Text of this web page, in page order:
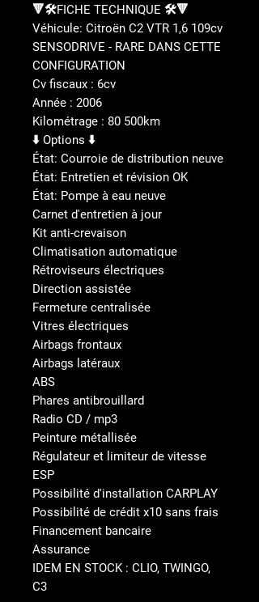
🔻🛠️FICHE TECHNIQUE 🛠️🔻
Véhicule: Citroën C2 VTR 1,6 109cv
SENSODRIVE - RARE DANS CETTE
CONFIGURATION
Cv fiscaux : 6cv
Année : 2006
Kilométrage : 80 500km
⬇️ Options ⬇️
État: Courroie de distribution neuve
État: Entretien et révision OK
État: Pompe à eau neuve
Carnet d'entretien à jour
Kit anti-crevaison
Climatisation automatique
Rétroviseurs électriques
Direction assistée
Fermeture centralisée
Vitres électriques
Airbags frontaux
Airbags latéraux
ABS
Phares antibrouillard
Radio CD / mp3
Peinture métallisée
Régulateur et limiteur de vitesse
ESP
Possibilité d'installation CARPLAY
Possibilité de crédit x10 sans frais
Financement bancaire
Assurance
IDEM EN STOCK : CLIO, TWINGO,
C3